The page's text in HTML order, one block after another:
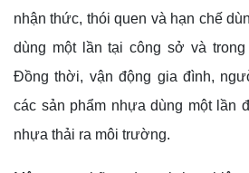
nhận thức, thói quen và hạn chế
dùng một lần tại công sở và trong
Đồng thời, vận động gia đình,
các sản phẩm nhựa dùng một lần
nhựa thải ra môi trường.